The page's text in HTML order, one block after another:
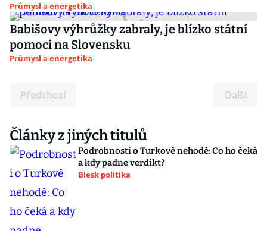
Průmysl a energetika
Babišovy výhrůžky zabraly, je blízko státní
pomoci na Slovensku
Průmysl a energetika
Předchozí Další
Články z jiných titulů
Podrobnosti o Turkově nehodě: Co ho čeká
a kdy padne verdikt?
Blesk politika